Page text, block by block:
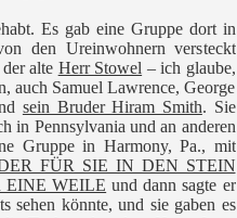
Es gab eine Gruppe dort in
den Ureinwohnern versteckt
alte Herr Stowel – ich glaube,
auch Samuel Lawrence, George
sein Bruder Hiram Smith. Sie
in Pennsylvania und an anderen
Gruppe in Harmony, Pa., mit
DER FÜR SIE IN DEN STEIN
EINE WEILE und dann sagte er
sehen könnte, und sie gaben es